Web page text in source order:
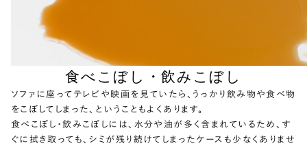
食べこぼし・飲みこぼし
ソファに座ってテレビや映画を見ていたら、うっかり飲み物や食べ物
をこぼしてしまった、ということもよくあります。
食べこぼし・飲みこぼしには、水分や油が多く含まれているため、す
ぐに拭き取っても、シミが残り続けてしまったケースも少なくありませ